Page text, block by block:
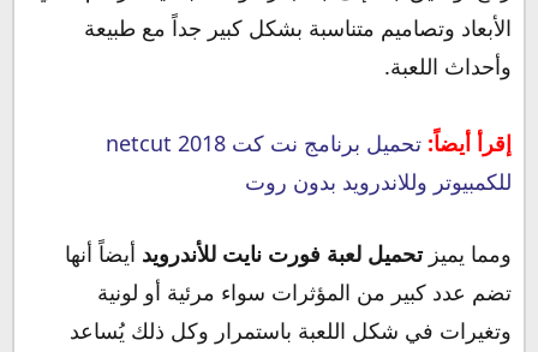
الأبعاد وتصاميم متناسبة بشكل كبير جداً مع طبيعة
وأحداث اللعبة.
إقرأ أيضاً:
تحميل برنامج نت كت 2018 netcut
للكمبيوتر وللاندرويد بدون روت
ومما يميزتحميل لعبة فورت نايت للأندرويد أيضاً أنها
تضم عدد كبير من المؤثرات سواء مرئية أو لونية
وتغيرات في شكل اللعبة باستمرار وكل ذلك يُساعد